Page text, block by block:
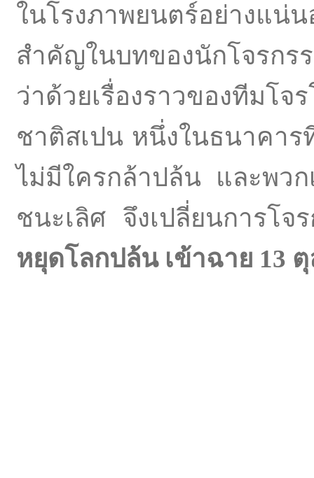
ในโรงภาพยนตร์อย่างแน่
สำคัญในบทของนักโจรกร
ว่าด้วยเรื่องราวของทีมโ
ชาติสเปน หนึ่งในธนาคาร
ไม่มีใครกล้าปล้น และพว
ชนะเลิศ จึงเปลี่ยนการโ
หยุดโลกปล้น เข้าฉาย 13